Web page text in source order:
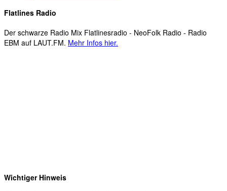
Flatlines Radio
Der schwarze Radio Mix Flatlinesradio - NeoFolk Radio - Radio
EBM auf LAUT.FM. Mehr Infos hier.
Wichtiger Hinweis